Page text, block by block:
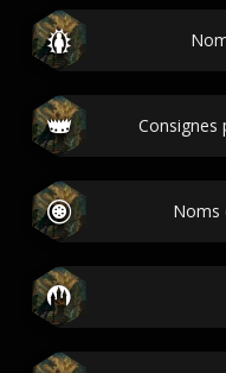
Consignes
Noms